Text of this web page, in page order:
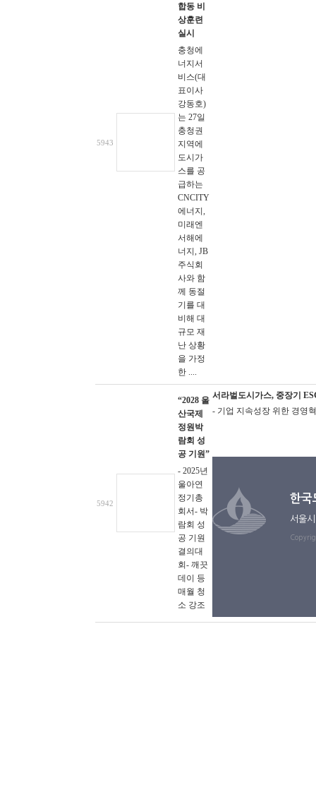
5943
합동 비
상훈련
실시
충청에
너지서
비스(대
표이사
강동호)
는 27일
충청권
지역에
도시가
스를 공
급하는
CNCITY
에너지,
미래엔
서해에
너지, JB
주식회
사와 함
께 동절
기를 대
비해 대
규모 재
난 상황
을 가정
한 ....
5942
“2028 울
산국제
정원박
람회 성
공 기원”
- 2025년
울아연
정기총
회서- 박
람회 성
공 기원
결의대
회- 깨끗
데이 등
매월 청
소 강조
서라벌도시가스, 중장기
- 기업 지속성장 위한 경영
한국
서울